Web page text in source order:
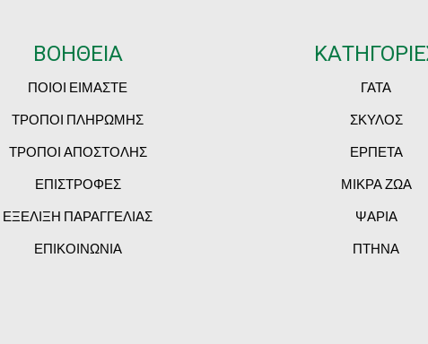
ΒΟΗΘΕΙΑ
ΠΟΙΟΙ ΕΙΜΑΣΤΕ
ΤΡΟΠΟΙ ΠΛΗΡΩΜΗΣ
ΤΡΟΠΟΙ ΑΠΟΣΤΟΛΗΣ
ΕΠΙΣΤΡΟΦΕΣ
ΕΞΕΛΙΞΗ ΠΑΡΑΓΓΕΛΙΑΣ
ΕΠΙΚΟΙΝΩΝΙΑ
ΓΑΤΑ
ΣΚΥΛΟΣ
ΕΡΠΕΤΑ
ΜΙΚΡΑ ΖΩΑ
ΨΑΡΙΑ
ΠΤΗΝΑ